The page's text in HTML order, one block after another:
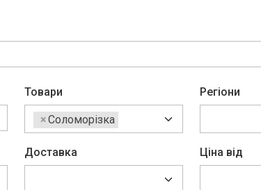
Товари
×Соломорізка
Регіони
Доставка Ціна від